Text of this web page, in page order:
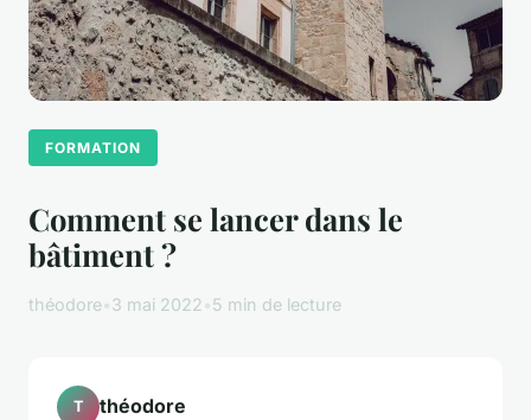
FORMATION
Comment se lancer dans le
bâtiment ?
théodore•3 mai 2022•5 min de lecture
T théodore